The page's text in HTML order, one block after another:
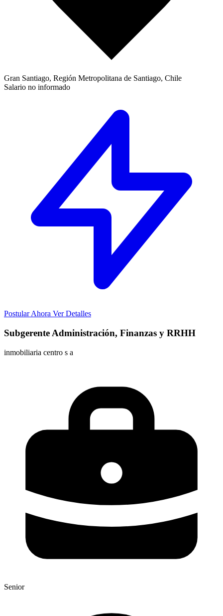
Gran Santiago, Región Metropolitana de Santiago, Chile
Salario no informado
Postular Ahora Ver Detalles
Subgerente Administración, Finanzas y RRHH
inmobiliaria centro s a
Senior